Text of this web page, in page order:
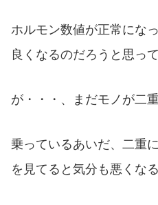
ホルモン数値が正常にな
良くなるのだろうと思っ
が・・・、まだモノが二
乗っているあいだ、二重
を見てると気分も悪くな